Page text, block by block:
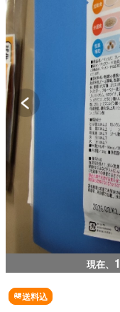
現在、 1
送料込